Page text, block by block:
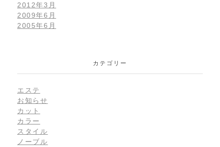
2012年3月
2009年6月
2005年6月
カテゴリー
エステ
お知らせ
カット
カラー
スタイル
ノーブル